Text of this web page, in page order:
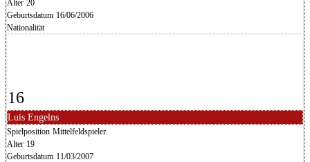
Alter 20
Geburtsdatum 16/06/2006
Nationalität
16
Luis Engelns
Spielposition Mittelfeldspieler
Alter 19
Geburtsdatum 11/03/2007